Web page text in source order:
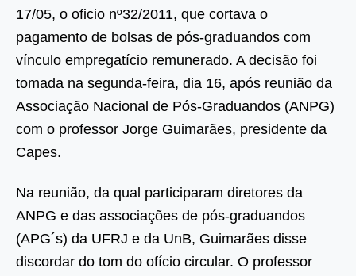
17/05, o oficio nº32/2011, que cortava o
pagamento de bolsas de pós-graduandos com
vínculo empregatício remunerado. A decisão foi
tomada na segunda-feira, dia 16, após reunião da
Associação Nacional de Pós-Graduandos (ANPG)
com o professor Jorge Guimarães, presidente da
Capes.
Na reunião, da qual participaram diretores da
ANPG e das associações de pós-graduandos
(APG´s) da UFRJ e da UnB, Guimarães disse
discordar do tom do ofício circular. O professor